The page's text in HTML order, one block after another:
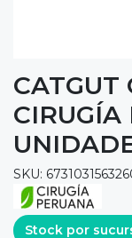
CATGUT
CIRUGÍA
SKU:
Stock por